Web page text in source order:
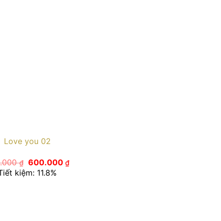
Love you 02
₫ Giá
gốc
là:
600.000₫Giá
kiệm: 11.8%